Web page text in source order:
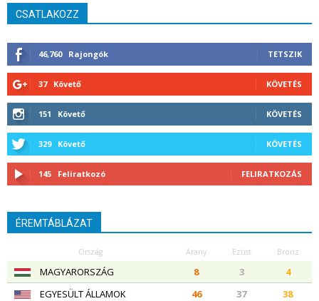
CSATLAKOZZ
46,760 Rajongók TETSZIK
37 Követő KÖVETÉS
151 Követő KÖVETÉS
329 Követő KÖVETÉS
145 Feliratkozó FELIRATKOZÁS
ÉREMTÁBLÁZAT
Ország Arany Ezüst Bronz
MAGYARORSZÁG 8 3
4
EGYESÜLT ÁLLAMOK
46 37
38